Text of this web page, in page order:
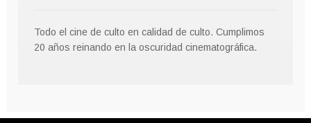
Todo el cine de culto en calidad de culto. Cumplimos
20 años reinando en la oscuridad cinematográfica.